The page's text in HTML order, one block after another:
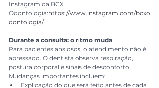
Instagram da BCX
Odontologia:https://www.instagram.com/bcxo
dontologia/
Durante a consulta: o ritmo muda
Para pacientes ansiosos, o atendimento não é
apressado. O dentista observa respiração,
postura corporal e sinais de desconforto.
Mudanças importantes incluem:
Explicação do que será feito antes de cada